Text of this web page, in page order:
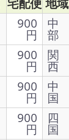
900
円
中
部
900
円
関
西
900
円
中
国
900
円
四
国